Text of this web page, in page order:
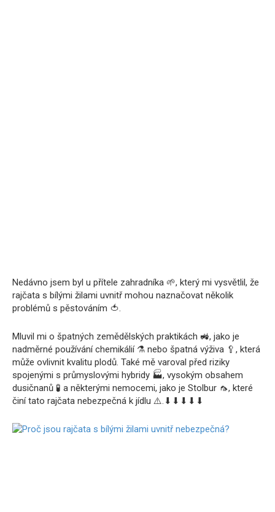
Nedávno jsem byl u přítele zahradníka 🌱, který mi vysvětlil, že
rajčata s bílými žilami uvnitř mohou naznačovat několik
problémů s pěstováním 🍅.
Mluvil mi o špatných zemědělských praktikách 🚜, jako je
nadměrné používání chemikálií ⚗️ nebo špatná výživa 🥄, která
může ovlivnit kvalitu plodů. Také mě varoval před riziky
spojenými s průmyslovými hybridy 🏭, vysokým obsahem
dusičnanů 🧪 a některými nemocemi, jako je Stolbur 🦟, které
činí tato rajčata nebezpečná k jídlu ⚠️.⬇⬇⬇⬇⬇